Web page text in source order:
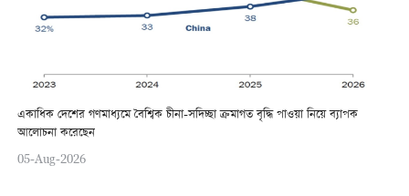
একাধিক দেশের গণমাধ্যমে বৈশ্বিক চীনা-সদিচ্ছা ক্রমাগত বৃদ্ধি পাওয়া নিয়ে ব্যাপক
আলোচনা করেছেন
05-Aug-2026